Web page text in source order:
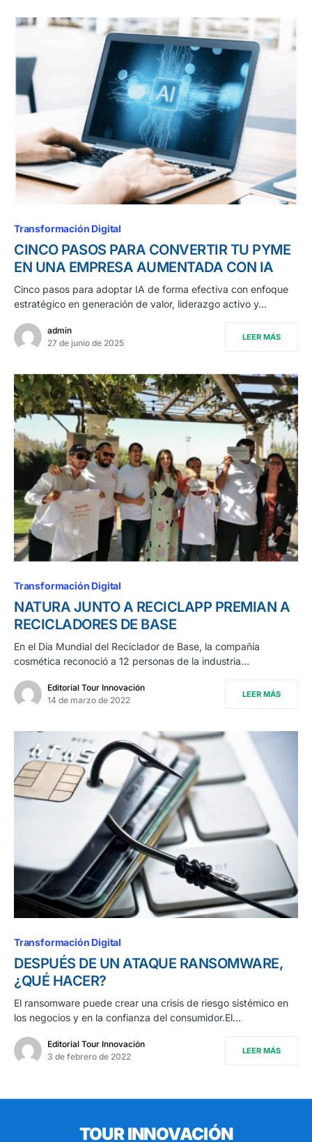
Transformación Digital
CINCO PASOS PARA CONVERTIR TU PYME
EN UNA EMPRESA AUMENTADA CON IA
Cinco pasos para adoptar IA de forma efectiva con enfoque
estratégico en generación de valor, liderazgo activo y…
admin
27 de junio de 2025
LEER MÁS
Transformación Digital
NATURA JUNTO A RECICLAPP PREMIAN A
RECICLADORES DE BASE
En el Día Mundial del Reciclador de Base, la compañía
cosmética reconoció a 12 personas de la industria…
Editorial Tour Innovación
14 de marzo de 2022
LEER MÁS
Transformación Digital
DESPUÉS DE UN ATAQUE RANSOMWARE,
¿QUÉ HACER?
El ransomware puede crear una crisis de riesgo sistémico en
los negocios y en la confianza del consumidor.El…
Editorial Tour Innovación
3 de febrero de 2022
LEER MÁS
TOUR INNOVACIÓN